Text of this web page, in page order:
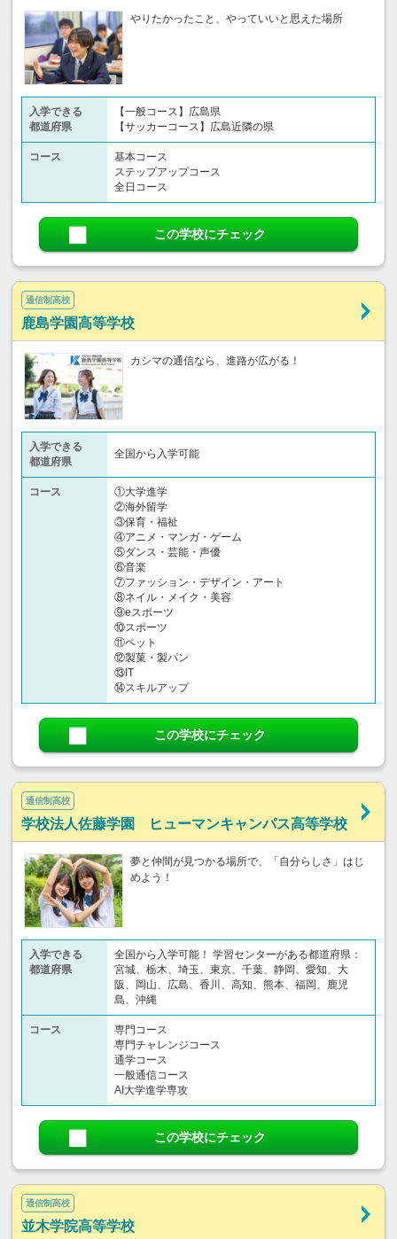
やりたかったこと、やっていいと思えた場所
入学できる
都道府県
【一般コース】広島県
【サッカーコース】広島近隣の県
コース
基本コース
ステップアップコース
全日コース
この学校にチェック
通信制高校
鹿島学園高等学校
カシマの通信なら、進路が広がる！
入学できる
都道府県
全国から入学可能
コース
①大学進学
②海外留学
③保育・福祉
④アニメ・マンガ・ゲーム
⑤ダンス・芸能・声優
⑥音楽
⑦ファッション・デザイン・アート
⑧ネイル・メイク・美容
⑨eスポーツ
⑩スポーツ
⑪ペット
⑫製菓・製パン
⑬IT
⑭スキルアップ
この学校にチェック
通信制高校
学校法人佐藤学園 ヒューマンキャンパス高等学校
夢と仲間が見つかる場所で、「自分らしさ」はじ
めよう！
入学できる
都道府県
全国から入学可能！ 学習センターがある都道府県：
宮城、栃木、埼玉、東京、千葉、静岡、愛知、大
阪、岡山、広島、香川、高知、熊本、福岡、鹿児
島、沖縄
コース
専門コース
専門チャレンジコース
通学コース
一般通信コース
AI大学進学専攻
この学校にチェック
通信制高校
並木学院高等学校